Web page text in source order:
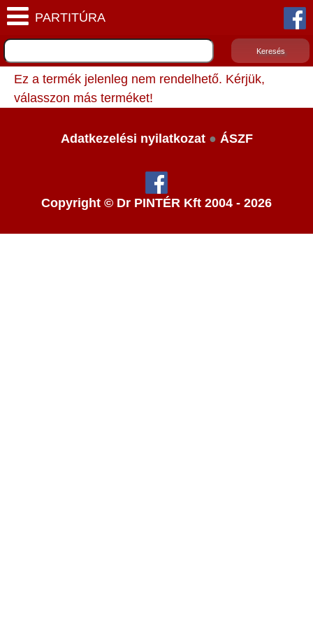
Ez a termék jelenleg nem rendelhető. Kérjük,
válasszon más terméket!
Adatkezelési nyilatkozat● ÁSZF
Copyright © Dr PINTÉR Kft 2004 - 2026